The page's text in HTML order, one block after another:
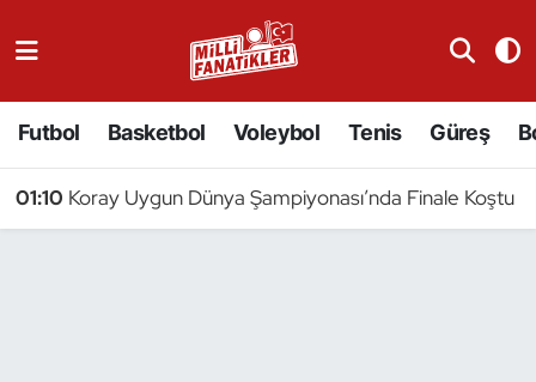
Futbol Basketbol Voleybol Tenis Güreş
01:10 Koray Uygun Dünya Şampiyonası’nda Finale Koştu
Badminton